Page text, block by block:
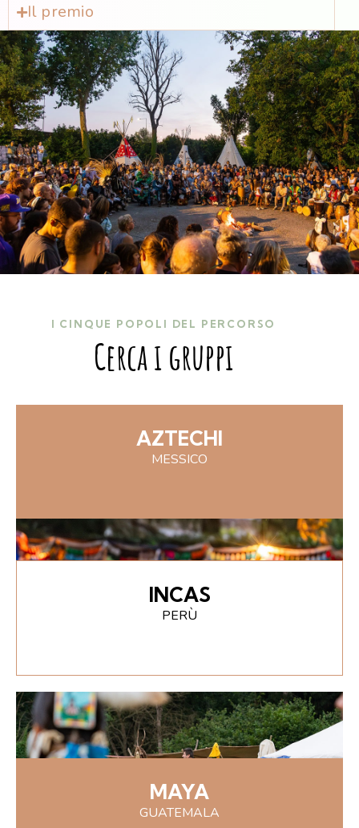
Il premio
I CINQUE POPOLI DEL PERCORSO
Cerca i gruppi
AZTECHI
MESSICO
INCAS
PERÙ
MAYA
GUATEMALA